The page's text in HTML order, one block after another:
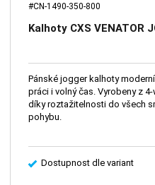
#CN-1490-350-800
Kalhoty CXS VENATOR
Pánské jogger kalhoty
práci i volný čas. Vyrobeny z
díky roztažitelnosti do všech
pohybu.
Dostupnost dle variant